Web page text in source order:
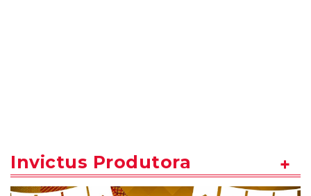
Invictus Produtora